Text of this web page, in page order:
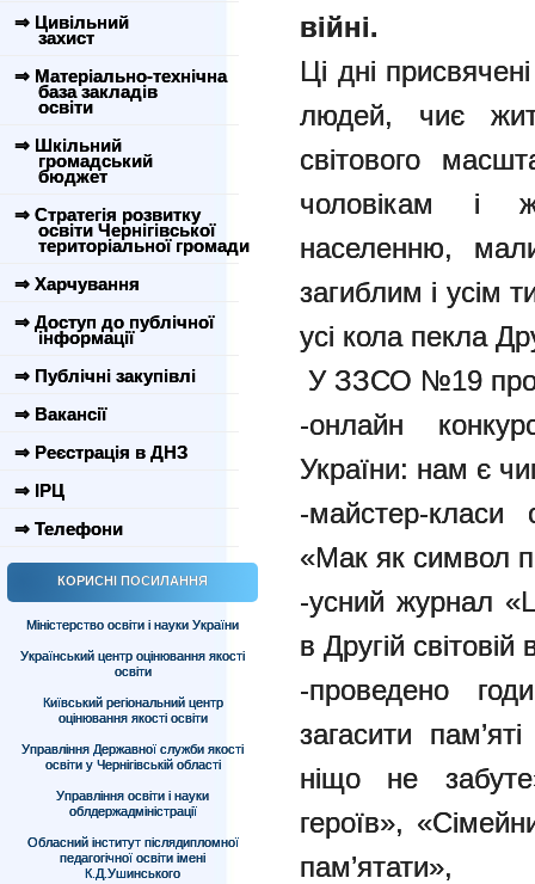
⇒ Цивільний
захист
⇒ Матеріально-технічна
база закладів
освіти
⇒ Шкільний
громадський
бюджет
⇒ Стратегія розвитку
освіти Чернігівської
територіальної громади
⇒ Харчування
⇒ Доступ до публічної
інформації
⇒ Публічні закупівлі
⇒ Вакансії
⇒ Реєстрація в ДНЗ
⇒ ІРЦ
⇒ Телефони
КОРИСНІ ПОСИЛАННЯ
Міністерство освіти і науки України
Український центр оцінювання якості
освіти
Київський регіональний центр
оцінювання якості освіти
Управління Державної служби якості
освіти у Чернігівській області
Управління освіти і науки
облдержадміністрації
Обласний інститут післядипломної
педагогічної освіти імені
К.Д.Ушинського
війні.
Ці дні
людей, чиє
світового
чоловікам і
населенню,
загиблим і усім
усі кола пекла
У ЗЗСО №19
-онлайн
України: нам є
-майстер-класи
«Мак як символ
-усний журнал
в Другій світовій
-проведено
загасити
ніщо не
героїв»,
пам’ятати»,